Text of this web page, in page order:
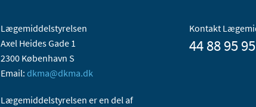
Lægemiddelstyrelsen
Axel Heides Gade 1
2300 København S
Email: dkma@dkma.dk
Lægemiddelstyrelsen er en del af
Kontakt
44 88 95